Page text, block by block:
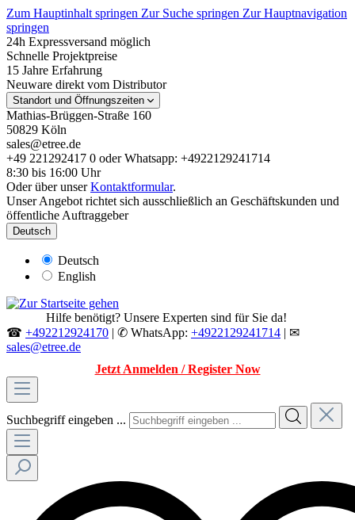
Zum Hauptinhalt springen Zur Suche springen Zur Hauptnavigation
springen
24h Expressversand möglich
Schnelle Projektpreise
15 Jahre Erfahrung
Neuware direkt vom Distributor
Standort und Öffnungszeiten
Mathias-Brüggen-Straße 160
50829 Köln
sales@etree.de
+49 221292417 0 oder Whatsapp: +4922129241714
8:30 bis 16:00 Uhr
Oder über unserKontaktformular.
Unser Angebot richtet sich ausschließlich an Geschäftskunden und
öffentliche Auftraggeber
Deutsch
Deutsch
English
Hilfe benötigt? Unsere Experten sind für Sie da!
☎ +492212924170 | ✆ WhatsApp: +4922129241714 | ✉
sales@etree.de
Jetzt Anmelden / Register Now
Suchbegriff eingeben ...